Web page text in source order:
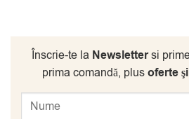
Înscrie-te la Newslettersi
prima comandă, plusoferte